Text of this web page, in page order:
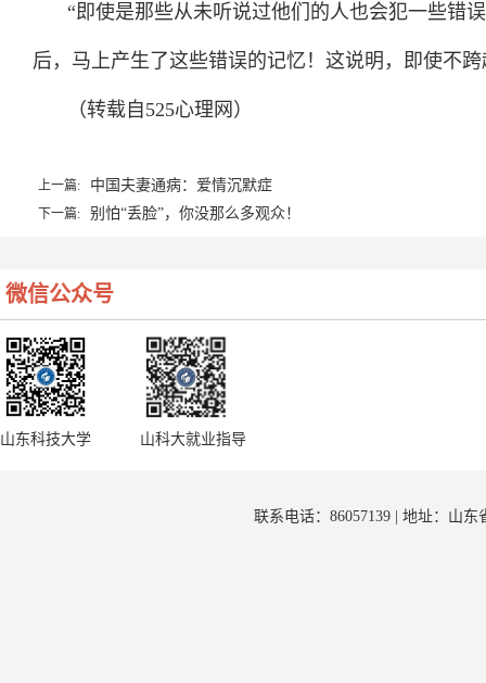
“即使是那些从未听说过他们的人也会犯一些错
后，马上产生了这些错误的记忆！这说明，即使不
（转载自525心理网）
上一篇: 中国夫妻通病：爱情沉默症
下一篇: 别怕“丢脸”，你没那么多观众！
微信公众号
山东科技大学 山科大就业指导
联系电话：86057139 | 地址：山